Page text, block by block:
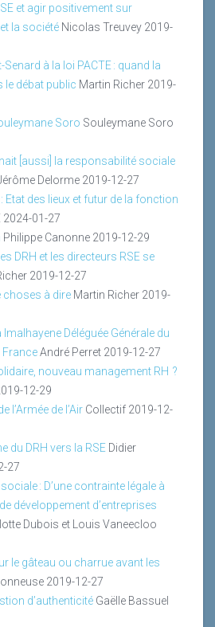
et agir positivement sur
la société Nicolas Treuvey 2019-
à la loi PACTE : quand la
le débat public Martin Richer 2019-
Soro Souleymane Soro
[aussi] la responsabilité sociale
Delorme 2019-12-27
Etat des lieux et futur de la fonction
2024-01-27
Philippe Canonne 2019-12-29
DRH et les directeurs RSE se
2019-12-27
choses à dire Martin Richer 2019-
Imalhayene Déléguée Générale du
André Perret 2019-12-27
nouveau management RH ?
12-29
l’Armée de l’Air Collectif 2019-12-
du DRH vers la RSE Didier
27
: D’une contrainte légale à
développement d’entreprises
Dubois et Louis Vaneecloo
le gâteau ou charrue avant les
2019-12-27
d’authenticité Gaëlle Bassuel